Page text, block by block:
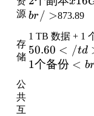
源 本 x 16 GiB
RAM，4
vCPU<br
/>
br/ >873.89
存
储
1 TB 数据 + 1
50.60</td>
<td>2 TB
50.60 < /td
1个备份 < b
公
共
互